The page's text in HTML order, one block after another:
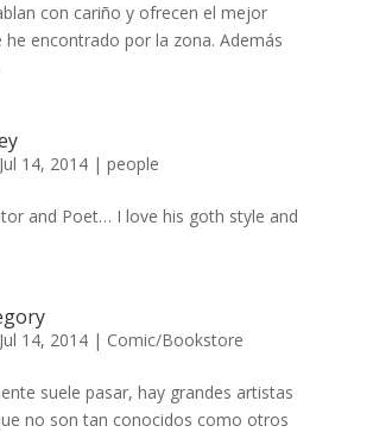
con cariño y ofrecen el mejor
he encontrado por la zona. Además
Jul 14, 2014| people
and Poet… I love his goth style and
Jul 14, 2014| Comic/Bookstore
suele pasar, hay grandes artistas
no son tan conocidos como otros